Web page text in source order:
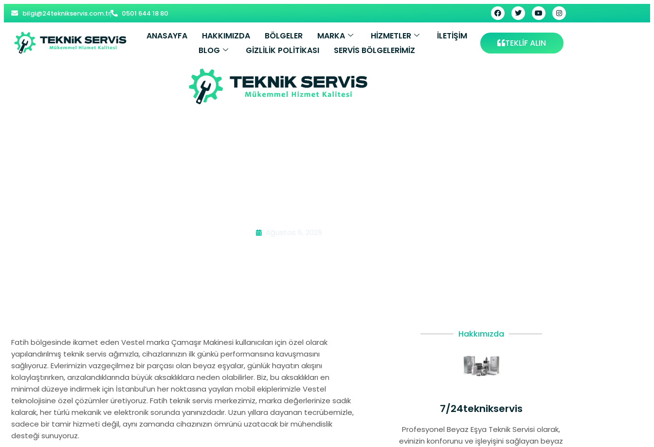
bilgi@24teknikservis.com.tr 0501 644 18 80
ANASAYFA HAKKIMIZDA BÖLGELER MARKA HİZMETLER
İLETIŞIM
BLOG
GIZLILIK POLITIKASI SERVIS BÖLGELERIMIZ
TEKLİF ALIN
Ağustos 6, 2026
Fatih bölgesinde ikamet eden Vestel marka Çamaşır Makinesi kullanıcıları için özel olarak
yapılandırılmış teknik servis ağımızla, cihazlarınızın ilk günkü performansına kavuşmasını
sağlıyoruz. Evlerimizin vazgeçilmez bir parçası olan beyaz eşyalar, günlük hayatın akışını
kolaylaştırırken, arızalandıklarında büyük aksaklıklara neden olabilirler. Biz, bu aksaklıkları en
minimal düzeye indirmek için İstanbul’un her noktasına yayılan mobil ekiplerimizle Vestel
teknolojisine özel çözümler üretiyoruz. Fatih teknik servis merkezimiz, marka değerlerinize sadık
kalarak, her türlü mekanik ve elektronik sorunda yanınızdadır. Uzun yıllara dayanan tecrübemizle,
sadece bir tamir hizmeti değil, aynı zamanda cihazınızın ömrünü uzatacak bir mühendislik
desteği sunuyoruz.
Hakkımızda
7/24teknikservis
Profesyonel Beyaz Eşya Teknik Servisi olarak,
evinizin konforunu ve işleyişini sağlayan beyaz